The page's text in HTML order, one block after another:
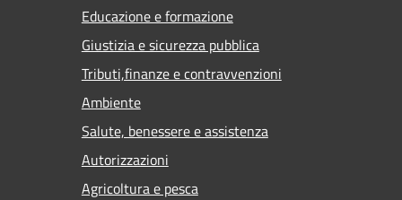
Educazione e formazione
Giustizia e sicurezza pubblica
Tributi,finanze e contravvenzioni
Ambiente
Salute, benessere e assistenza
Autorizzazioni
Agricoltura e pesca